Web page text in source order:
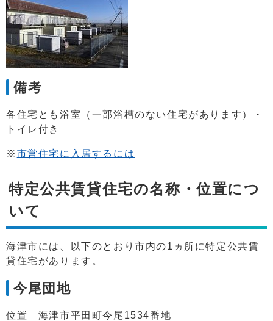
備考
各住宅とも浴室（一部浴槽のない住宅があります）・
トイレ付き
※ 市営住宅に入居するには
特定公共賃貸住宅の名称・位置につ
いて
海津市には、以下のとおり市内の1ヵ所に特定公共賃
貸住宅があります。
今尾団地
位置 海津市平田町今尾1534番地